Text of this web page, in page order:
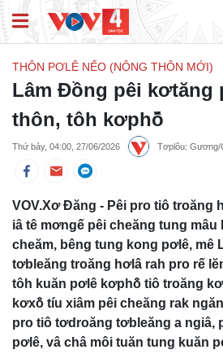
THÔN PƠLÊ NẾO (NÔNG THÔN MỚI)
Lâm Đồng pêi kơtăng
thôn, tôh kơphô̆
Thứ bảy, 04:00, 27/06/2026 Tơplôu: Gương/
VOV.Xơ Đăng - Pêi pro tiô troăng
iâ tê mơngế pêi cheăng tung
cheăm, bêng tung kong pơlê, mê
tơbleăng troăng hơlâ rah pro rế
tôh kuăn pơlê kơphô̆ tiô troăng
kơxô̆ tíu xiâm pêi cheăng rak
pro tiô tơdroăng tơbleăng a ngiâ,
pơlê, vâ châ môi tuăn tung kuăn